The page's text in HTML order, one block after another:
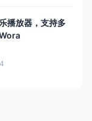
播放器，支持多